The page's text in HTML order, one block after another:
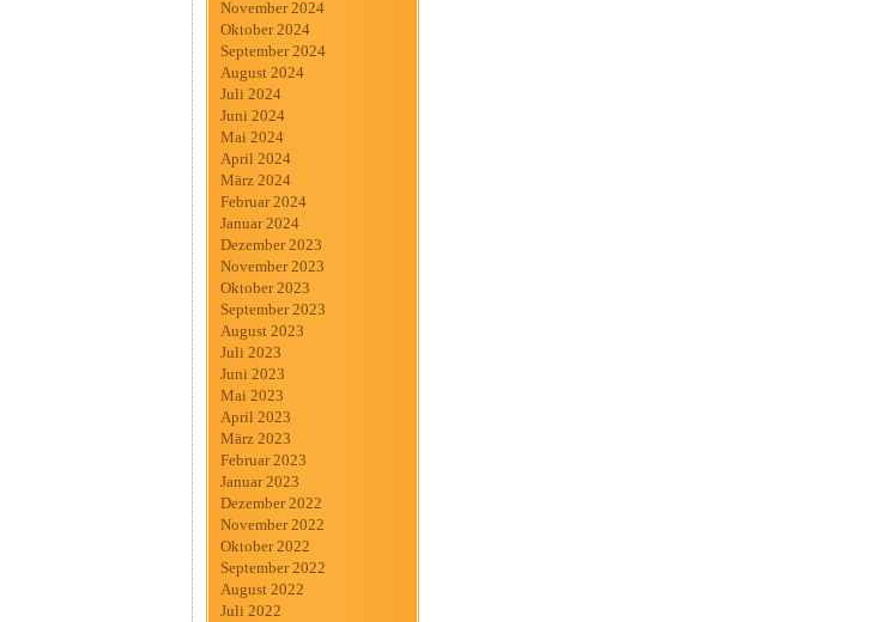
November 2024
Oktober 2024
September 2024
August 2024
Juli 2024
Juni 2024
Mai 2024
April 2024
März 2024
Februar 2024
Januar 2024
Dezember 2023
November 2023
Oktober 2023
September 2023
August 2023
Juli 2023
Juni 2023
Mai 2023
April 2023
März 2023
Februar 2023
Januar 2023
Dezember 2022
November 2022
Oktober 2022
September 2022
August 2022
Juli 2022